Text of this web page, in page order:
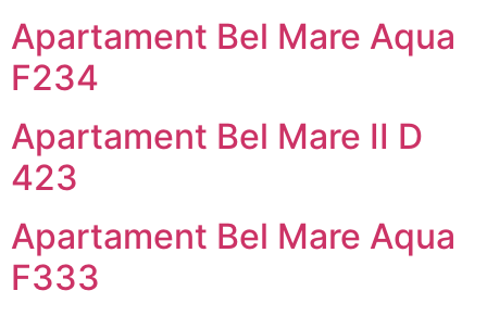
Apartament Bel Mare Aqua
F234
Apartament Bel Mare II D
423
Apartament Bel Mare Aqua
F333